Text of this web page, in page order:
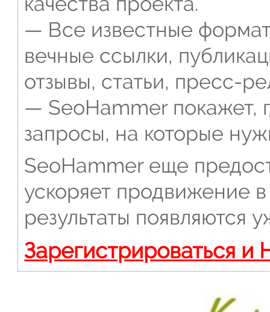
— Все известные
вечные ссылки,
отзывы, статьи, пресс-
— SeoHammer покажет,
запросы, на которые
SeoHammer еще
ускоряет продвижение
результаты появляются
Зарегистрироваться и